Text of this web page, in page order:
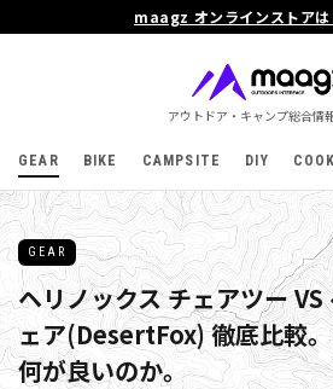
maagz オンラインストアは
アウトドア・キャンプ総合情
GEAR BIKE CAMPSITE DIY
GEAR
ヘリノックス チェアツー
ェア(DesertFox) 徹底比較
何が良いのか。